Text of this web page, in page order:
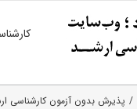
پذیرش بدون آزمون کارشناسی ارشد ۹۹ دانشگاه